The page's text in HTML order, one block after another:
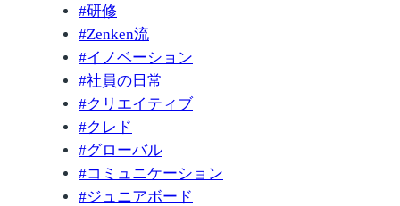
#研修
#Zenken流
#イノベーション
#社員の日常
#クリエイティブ
#クレド
#グローバル
#コミュニケーション
#ジュニアボード